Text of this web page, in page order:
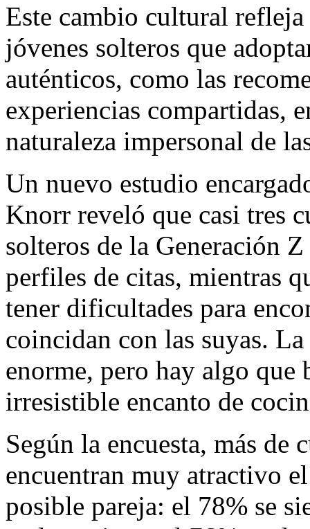
Este cambio cultural
jóvenes solteros que
auténticos, como las
experiencias compartidas,
naturaleza impersonal de
Un nuevo estudio
Knorr reveló que casi tres
solteros de la Generación
perfiles de citas, mientras
tener dificultades para
coincidan con las suyas.
enorme, pero hay algo
irresistible encanto de
Según la encuesta, más de
encuentran muy atractivo
posible pareja: el 78% se